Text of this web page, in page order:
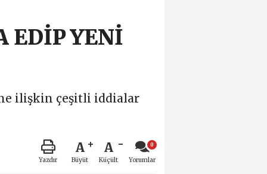
EDİP YENİ
ilişkin çeşitli iddialar
Yazdır
A
Büyüt
A
Küçült Yorumlar